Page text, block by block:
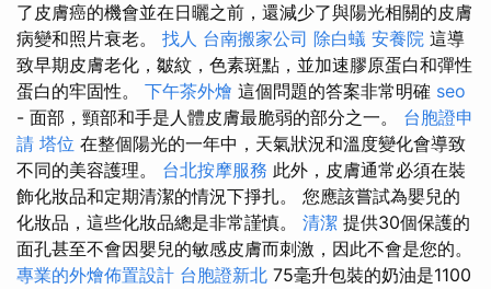
了皮膚癌的機會並在日曬之前，還減少了與陽光相關的皮膚
病變和照片衰老。 找人 台南搬家公司 除白蟻 安養院 這導
致早期皮膚老化，皺紋，色素斑點，並加速膠原蛋白和彈性
蛋白的牢固性。 下午茶外燴 這個問題的答案非常明確 seo
- 面部，頸部和手是人體皮膚最脆弱的部分之一。 台胞證申
請 塔位 在整個陽光的一年中，天氣狀況和溫度變化會導致
不同的美容護理。 台北按摩服務 此外，皮膚通常必須在裝
飾化妝品和定期清潔的情況下掙扎。 您應該嘗試為嬰兒的
化妝品，這些化妝品總是非常謹慎。 清潔 提供30個保護的
面孔甚至不會因嬰兒的敏感皮膚而刺激，因此不會是您的。
專業的外燴佈置設計 台胞證新北 75毫升包裝的奶油是1100